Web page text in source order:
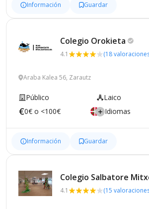
Información Guardar
Colegio Orokieta
4.1 (18
Araba Kalea 56, Zarautz
Público Laico
0€ o <100€
Idiomas
Información Guardar
Colegio Salbatore
4.1 (15